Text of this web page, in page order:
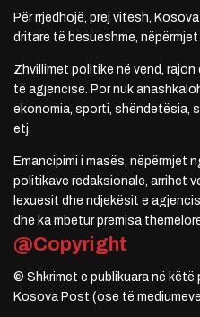
Për rrjedhojë, prej vitesh,
dritare të besueshme,
Zhvillimet politike në vend,
të agjencisë. Por nuk
ekonomia, sporti, shëndetësia,
etj.
Emancipimi i masës, nëpërmjet
politikave redaksionale, arrihet
lexuesit dhe ndjekësit e
dhe ka mbetur premisa
@Copyright
© Shkrimet e publikuara në këtë
Kosova Post (ose të